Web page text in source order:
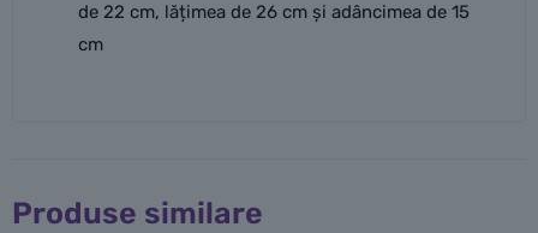
de 22 cm, lățimea de 26 cm și adâncimea de 15
cm
Produse similare